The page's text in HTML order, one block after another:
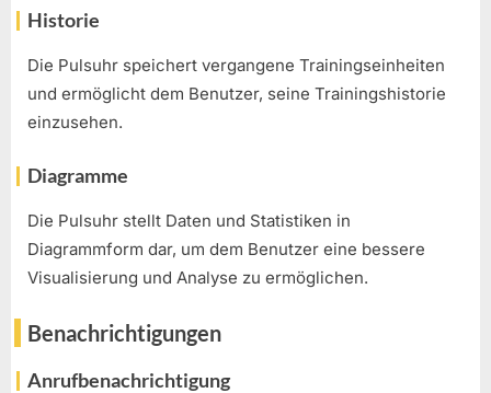
Historie
Die Pulsuhr speichert vergangene Trainingseinheiten
und ermöglicht dem Benutzer, seine Trainingshistorie
einzusehen.
Diagramme
Die Pulsuhr stellt Daten und Statistiken in
Diagrammform dar, um dem Benutzer eine bessere
Visualisierung und Analyse zu ermöglichen.
Benachrichtigungen
Anrufbenachrichtigung